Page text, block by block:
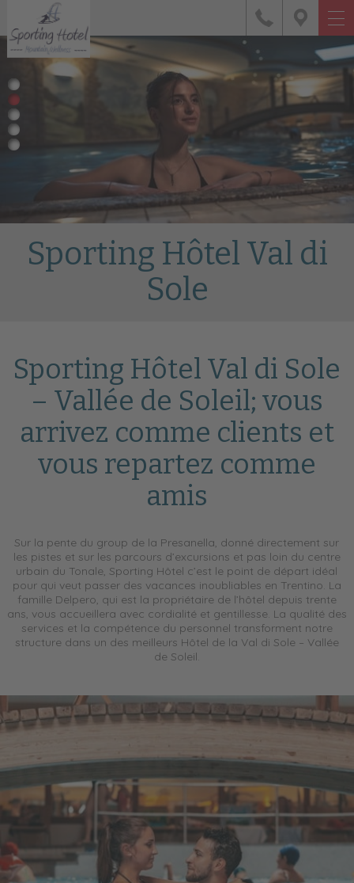
Sporting Hôtel Val di
Sole
Sporting Hôtel Val di Sole
– Vallée de Soleil; vous
arrivez comme clients et
vous repartez comme
amis
Sur la pente du group de la Presanella, donné directement sur
les pistes et sur les parcours d’excursions et pas loin du centre
urbain du Tonale, Sporting Hôtel c’est le point de départ idéal
pour qui veut passer des vacances inoubliables en Trentino. La
famille Delpero, qui est la propriétaire de l’hôtel depuis trente
ans, vous accueillera avec cordialité et gentillesse. La qualité des
services et la compétence du personnel transforment notre
structure dans un des meilleurs Hôtel de la Val di Sole – Vallée
de Soleil.